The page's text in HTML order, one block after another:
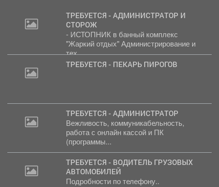
ТРЕБУЕТСЯ - АДМИНИСТРАТОР И
СТОРОЖ
- ИСТОПНИК в банный комплекс
"Жаркий отдых" Администрирование и
тех....
ТРЕБУЕТСЯ - ПЕКАРЬ ПИРОГОВ
ТРЕБУЕТСЯ - АДМИНИСТРАТОР
Вежливость, коммуникабельность,
работа с онлайн кассой и ПК
(программы...
ТРЕБУЕТСЯ - ВОДИТЕЛЬ ГРУЗОВЫХ
АВТОМОБИЛЕЙ
Подробности по телефону..